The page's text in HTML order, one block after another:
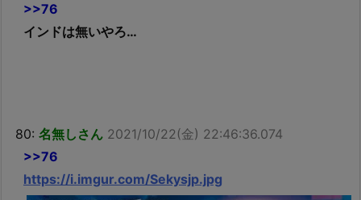
>>76
インドは無いやろ…
80: 名無しさん 2021/10/22(金) 22:46:36.074
>>76
https://i.imgur.com/Sekysjp.jpg